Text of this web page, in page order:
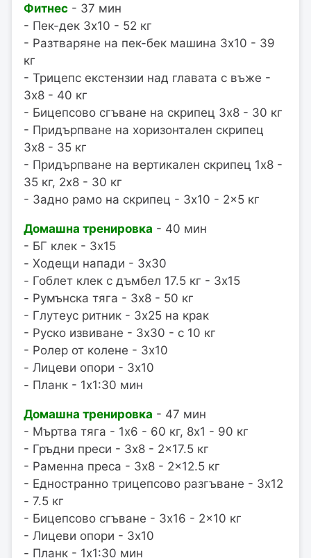
Фитнес - 37 мин
- Пек-дек 3x10 - 52 кг
- Разтваряне на пек-бек машина 3x10 - 39
кг
- Трицепс екстензии над главата с въже -
3x8 - 40 кг
- Бицепсово сгъване на скрипец 3x8 - 30 кг
- Придърпване на хоризонтален скрипец
3x8 - 35 кг
- Придърпване на вертикален скрипец 1x8 -
35 кг, 2x8 - 30 кг
- Задно рамо на скрипец - 3x10 - 2x5 кг
Домашна тренировка - 40 мин
- БГ клек - 3x15
- Ходещи напади - 3x30
- Гоблет клек с дъмбел 17.5 кг - 3x15
- Румънска тяга - 3x8 - 50 кг
- Глутеус ритник - 3x25 на крак
- Руско извиване - 3x30 - с 10 кг
- Ролер от колене - 3x10
- Лицеви опори - 3x10
- Планк - 1x1:30 мин
Домашна тренировка - 47 мин
- Мъртва тяга - 1x6 - 60 кг, 8x1 - 90 кг
- Гръдни преси - 3x8 - 2x17.5 кг
- Раменна преса - 3x8 - 2x12.5 кг
- Едностранно трицепсово разгъване - 3x12
- 7.5 кг
- Бицепсово сгъване - 3x16 - 2x10 кг
- Лицеви опори - 3x10
- Планк - 1x1:30 мин